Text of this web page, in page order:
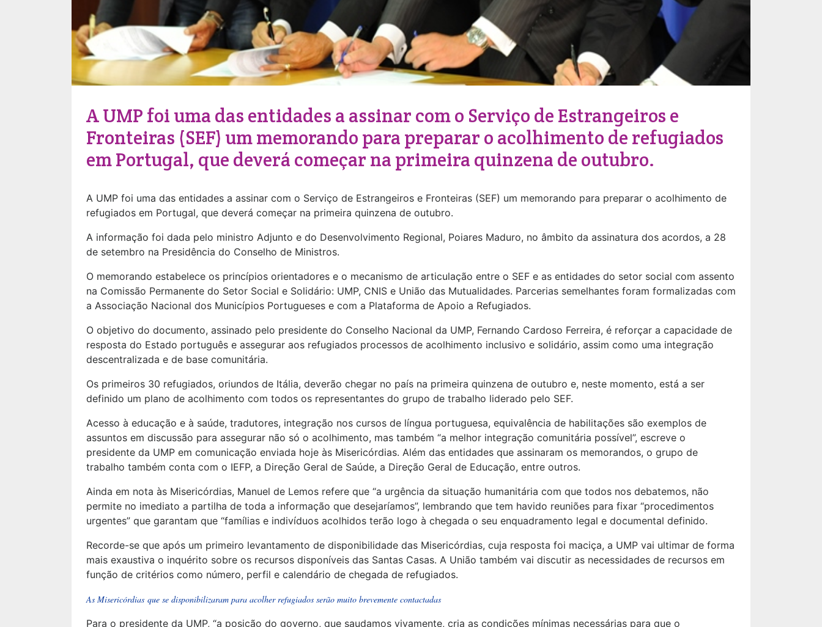
A UMP foi uma das entidades a assinar com o Serviço de Estrangeiros e
Fronteiras (SEF) um memorando para preparar o acolhimento de refugiados
em Portugal, que deverá começar na primeira quinzena de outubro.
A UMP foi uma das entidades a assinar com o Serviço de Estrangeiros e Fronteiras (SEF) um memorando para preparar o acolhimento de
refugiados em Portugal, que deverá começar na primeira quinzena de outubro.
A informação foi dada pelo ministro Adjunto e do Desenvolvimento Regional, Poiares Maduro, no âmbito da assinatura dos acordos, a 28
de setembro na Presidência do Conselho de Ministros.
O memorando estabelece os princípios orientadores e o mecanismo de articulação entre o SEF e as entidades do setor social com assento
na Comissão Permanente do Setor Social e Solidário: UMP, CNIS e União das Mutualidades. Parcerias semelhantes foram formalizadas com
a Associação Nacional dos Municípios Portugueses e com a Plataforma de Apoio a Refugiados.
O objetivo do documento, assinado pelo presidente do Conselho Nacional da UMP, Fernando Cardoso Ferreira, é reforçar a capacidade de
resposta do Estado português e assegurar aos refugiados processos de acolhimento inclusivo e solidário, assim como uma integração
descentralizada e de base comunitária.
Os primeiros 30 refugiados, oriundos de Itália, deverão chegar no país na primeira quinzena de outubro e, neste momento, está a ser
definido um plano de acolhimento com todos os representantes do grupo de trabalho liderado pelo SEF.
Acesso à educação e à saúde, tradutores, integração nos cursos de língua portuguesa, equivalência de habilitações são exemplos de
assuntos em discussão para assegurar não só o acolhimento, mas também “a melhor integração comunitária possível”, escreve o
presidente da UMP em comunicação enviada hoje às Misericórdias. Além das entidades que assinaram os memorandos, o grupo de
trabalho também conta com o IEFP, a Direção Geral de Saúde, a Direção Geral de Educação, entre outros.
Ainda em nota às Misericórdias, Manuel de Lemos refere que “a urgência da situação humanitária com que todos nos debatemos, não
permite no imediato a partilha de toda a informação que desejaríamos”, lembrando que tem havido reuniões para fixar “procedimentos
urgentes” que garantam que “famílias e indivíduos acolhidos terão logo à chegada o seu enquadramento legal e documental definido.
Recorde-se que após um primeiro levantamento de disponibilidade das Misericórdias, cuja resposta foi maciça, a UMP vai ultimar de forma
mais exaustiva o inquérito sobre os recursos disponíveis das Santas Casas. A União também vai discutir as necessidades de recursos em
função de critérios como número, perfil e calendário de chegada de refugiados.
As Misericórdias que se disponibilizaram para acolher refugiados serão muito brevemente contactadas
Para o presidente da UMP, “a posição do governo, que saudamos vivamente, cria as condições mínimas necessárias para que o